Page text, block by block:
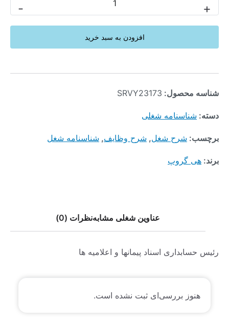
- +
افزودن به سبد خرید
شناسه محصول: SRVY23173
دسته: شناسنامه شغلی
برچسب: شرح شغل, شرح وظایف, شناسنامه شغل
برند: هی گروپ
عناوین شغلی مشابهنظرات (0)
رئیس حسابداری اسناد پیمانها و اعلامیه ها
هنوز بررسی‌ای ثبت نشده است.